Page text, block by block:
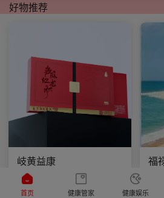
好物推荐
岐黄益康
2940.00
福
更新内容
首页 健康管家 健康娱乐